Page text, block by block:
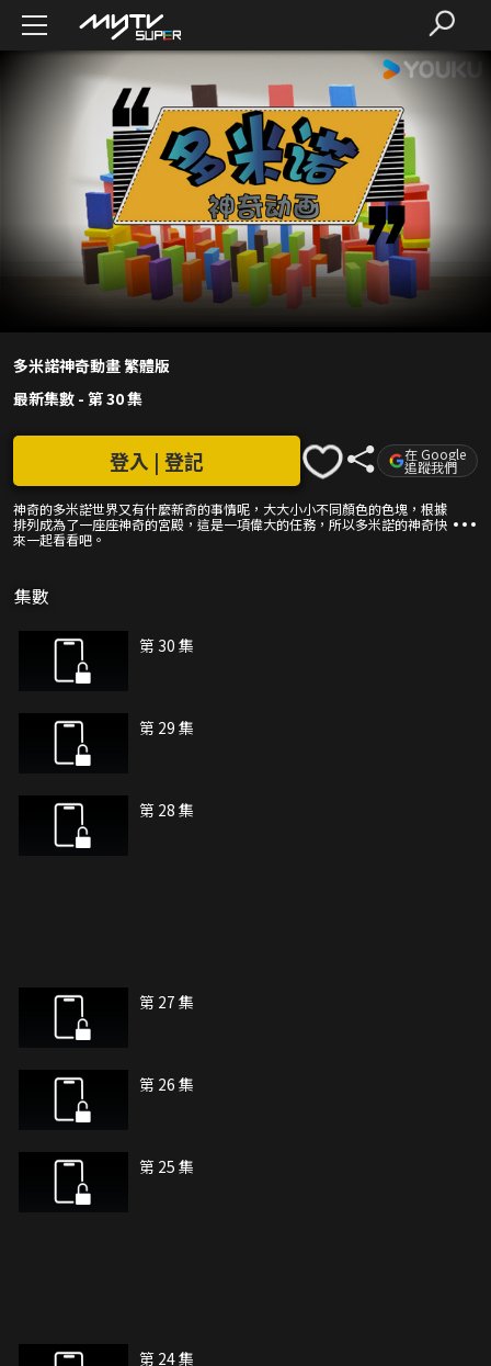
多米諾神奇動畫 繁體版
最新集數 - 第 30 集
神奇的多米諾世界又有什麼新奇的事情呢，大大小小不同顏色的色塊，根據
排列成為了一座座神奇的宮殿，這是一項偉大的任務，所以多米諾的神奇快
來一起看看吧。
登入 | 登記 在 Google
追蹤我們
集數
第 30 集
第 29 集
第 28 集
第 27 集
第 26 集
第 25 集
第 24 集